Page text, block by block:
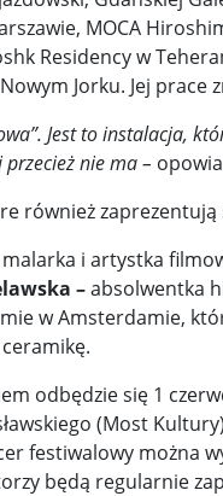
MOCA
Residency w
Jorku. Jej prace
Jest to instalacja,
nie ma –
również
i artystka
–absolwentka
w Amsterdamie,
odbędzie się 1
(Most
festiwalowy można
będą regularnie